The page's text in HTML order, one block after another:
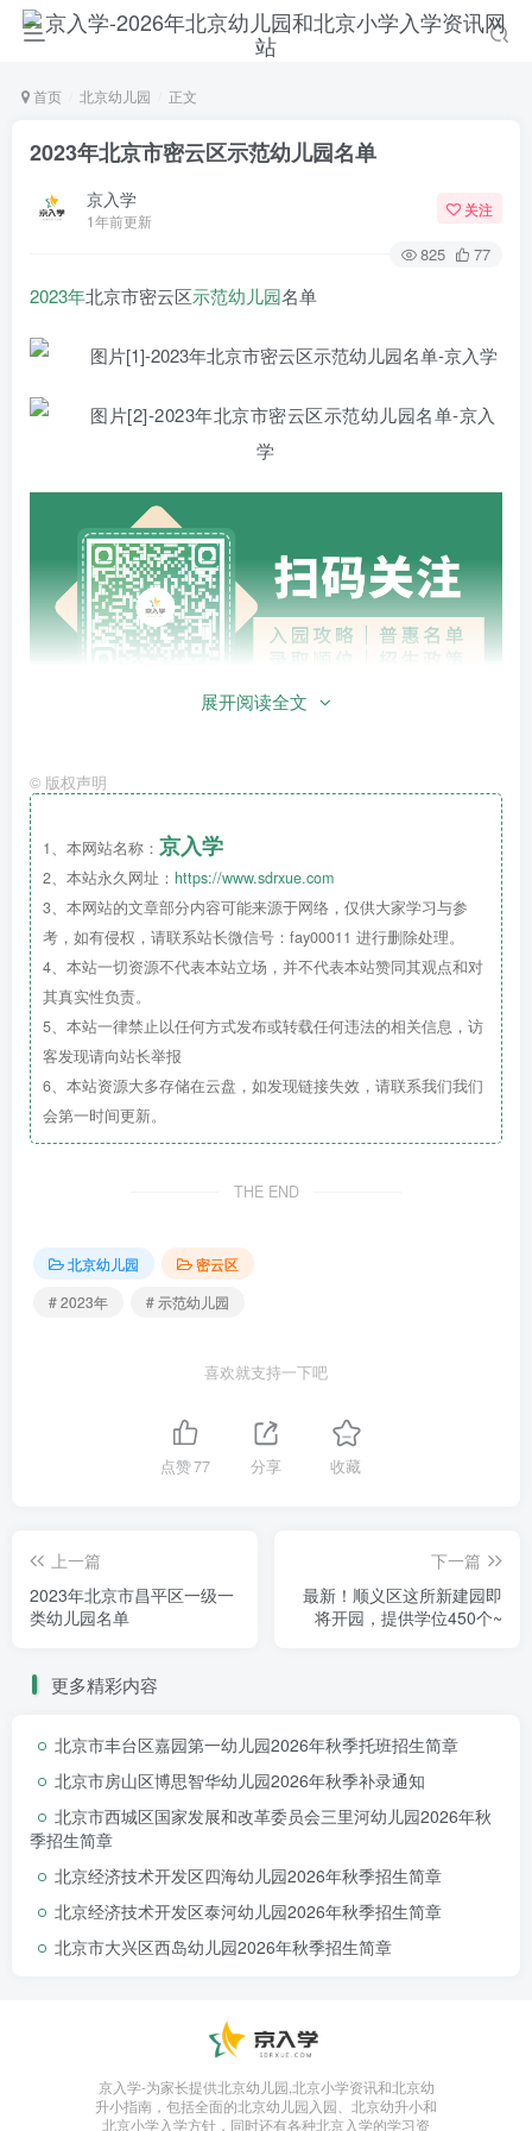
首页 北京幼儿园 正文
2023年北京市密云区示范幼儿园名单
京入学
1年前更新
关注
825 77
2023年北京市密云区示范幼儿园名单
展开阅读全文
© 版权声明
1、本网站名称： 京入学
2、本站永久网址： https://www.sdrxue.com
3、本网站的文章部分内容可能来源于网络，仅供大家学习与参
考，如有侵权，请联系站长微信号：fay00011 进行删除处理。
4、本站一切资源不代表本站立场，并不代表本站赞同其观点和对
其真实性负责。
5、本站一律禁止以任何方式发布或转载任何违法的相关信息，访
客发现请向站长举报
6、本站资源大多存储在云盘，如发现链接失效，请联系我们我们
会第一时间更新。
THE END
北京幼儿园
密云区
# 2023年
# 示范幼儿园
喜欢就支持一下吧
点赞77 分享 收藏
上一篇
2023年北京市昌平区一级一
类幼儿园名单
下一篇
最新！顺义区这所新建园即
将开园，提供学位450个~
更多精彩内容
北京市丰台区嘉园第一幼儿园2026年秋季托班招生简章
北京市房山区博思智华幼儿园2026年秋季补录通知
北京市西城区国家发展和改革委员会三里河幼儿园2026年秋
季招生简章
北京经济技术开发区四海幼儿园2026年秋季招生简章
北京经济技术开发区泰河幼儿园2026年秋季招生简章
北京市大兴区西岛幼儿园2026年秋季招生简章
京入学-为家长提供北京幼儿园,北京小学资讯和北京幼
升小指南，包括全面的北京幼儿园入园、北京幼升小和
北京小学入学方针，同时还有各种北京入学的学习资